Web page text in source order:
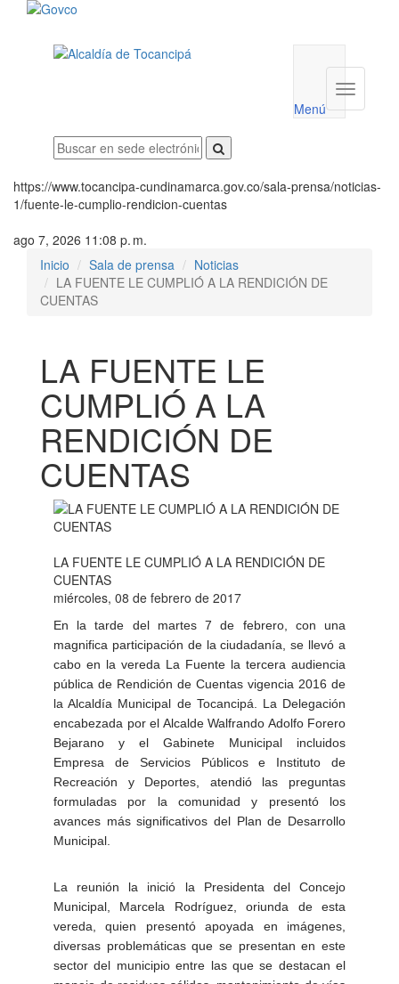
utilidades
Menú
Menú
https://www.tocancipa-cundinamarca.gov.co/sala-prensa/noticias-
1/fuente-le-cumplio-rendicion-cuentas
ago 7, 2026 11:08 p. m.
Inicio
Sala de prensa
Noticias
LA FUENTE LE CUMPLIÓ A LA RENDICIÓN DE
CUENTAS
LA FUENTE LE
CUMPLIÓ A LA
RENDICIÓN DE
CUENTAS
LA FUENTE LE CUMPLIÓ A LA RENDICIÓN DE
CUENTAS
miércoles, 08 de febrero de 2017
En la tarde del martes 7 de febrero, con una
magnifica participación de la ciudadanía, se llevó a
cabo en la vereda La Fuente la tercera audiencia
pública de Rendición de Cuentas vigencia 2016 de
la Alcaldía Municipal de Tocancipá. La Delegación
encabezada por el Alcalde Walfrando Adolfo Forero
Bejarano y el Gabinete Municipal incluidos
Empresa de Servicios Públicos e Instituto de
Recreación y Deportes, atendió las preguntas
formuladas por la comunidad y presentó los
avances más significativos del Plan de Desarrollo
Municipal.
La reunión la inició la Presidenta del Concejo
Municipal, Marcela Rodríguez, oriunda de esta
vereda, quien presentó apoyada en imágenes,
diversas problemáticas que se presentan en este
sector del municipio entre las que se destacan el